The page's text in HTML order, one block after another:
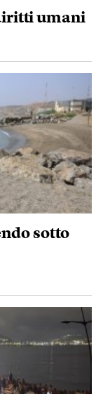
umani
sotto